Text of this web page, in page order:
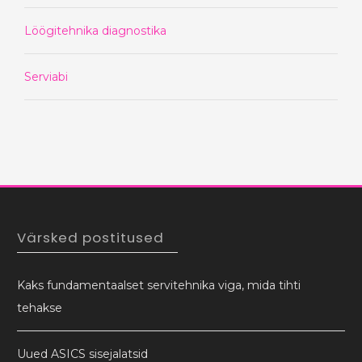
Löögitehnika diagnostika
Serviabi
Värsked postitused
Kaks fundamentaalset servitehnika viga, mida tihti
tehakse
Uued ASICS sisejalatsid